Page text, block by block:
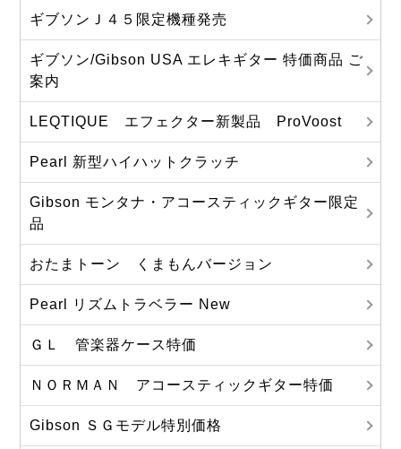
ギブソンＪ４５限定機種発売
ギブソン/Gibson USA エレキギター 特価商品 ご
案内
LEQTIQUE エフェクター新製品 ProVoost
Pearl 新型ハイハットクラッチ
Gibson モンタナ・アコースティックギター限定
品
おたまトーン くまもんバージョン
Pearl リズムトラベラー New
ＧＬ 管楽器ケース特価
ＮＯＲＭＡＮ アコースティックギター特価
Gibson ＳＧモデル特別価格